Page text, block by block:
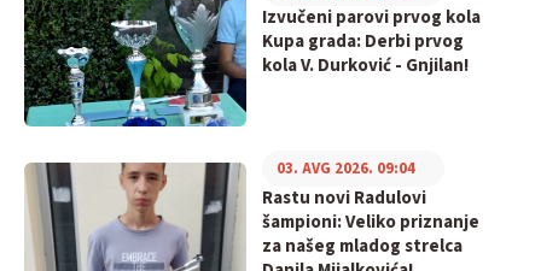
Izvučeni parovi prvog kola
Kupa grada: Derbi prvog
kola V. Durković - Gnjilan!
Rastu novi Radulovi
šampioni: Veliko priznanje
za našeg mladog strelca
03. AVG 2026. 09:04